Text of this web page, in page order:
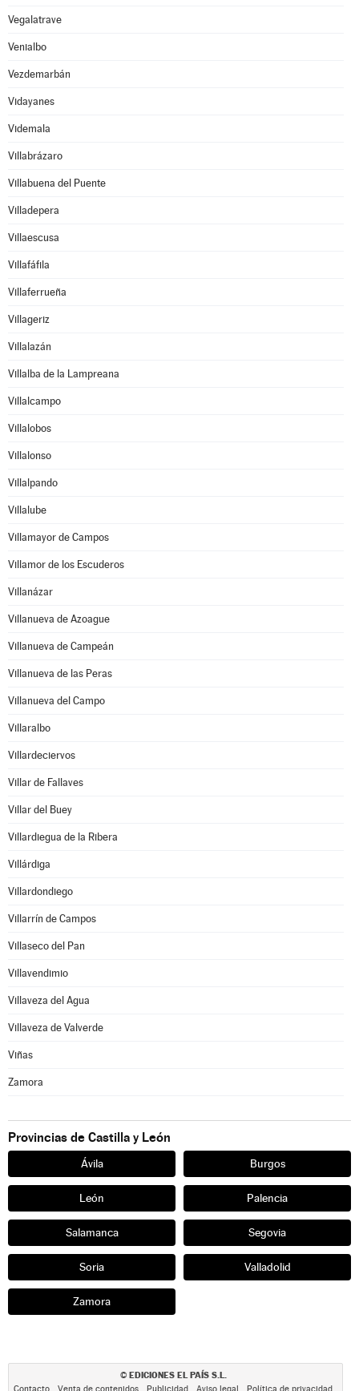
Vegalatrave
Venialbo
Vezdemarbán
Vidayanes
Videmala
Villabrázaro
Villabuena del Puente
Villadepera
Villaescusa
Villafáfila
Villaferrueña
Villageriz
Villalazán
Villalba de la Lampreana
Villalcampo
Villalobos
Villalonso
Villalpando
Villalube
Villamayor de Campos
Villamor de los Escuderos
Villanázar
Villanueva de Azoague
Villanueva de Campeán
Villanueva de las Peras
Villanueva del Campo
Villaralbo
Villardeciervos
Villar de Fallaves
Villar del Buey
Villardiegua de la Ribera
Villárdiga
Villardondiego
Villarrín de Campos
Villaseco del Pan
Villavendimio
Villaveza del Agua
Villaveza de Valverde
Viñas
Zamora
Provincias de Castilla y León
Ávila Burgos
León Palencia
Salamanca Segovia
Soria Valladolid
Zamora
© EDICIONES EL PAÍS S.L.